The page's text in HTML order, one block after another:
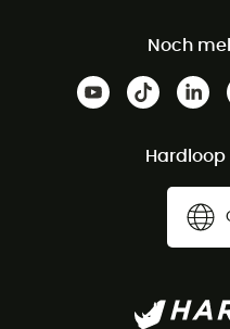
Noch
Hardloop